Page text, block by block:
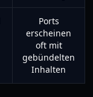
Ports
erscheinen
oft mit
gebündelten
Inhalten